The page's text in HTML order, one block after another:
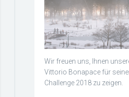
Wir freuen uns, Ihnen
Vittorio Bonapace für
Challenge 2018 zu zeigen.